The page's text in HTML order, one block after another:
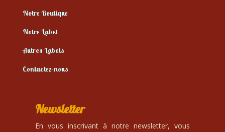
Notre Boutique
Notre Label
Autres Labels
Contactez-nous
Newsletter
En vous inscrivant à notre newsletter, vous